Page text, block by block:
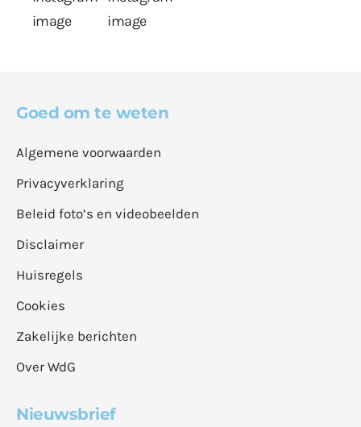
Goed om te weten
Algemene voorwaarden
Privacyverklaring
Beleid foto’s en videobeelden
Disclaimer
Huisregels
Cookies
Zakelijke berichten
Over WdG
Nieuwsbrief